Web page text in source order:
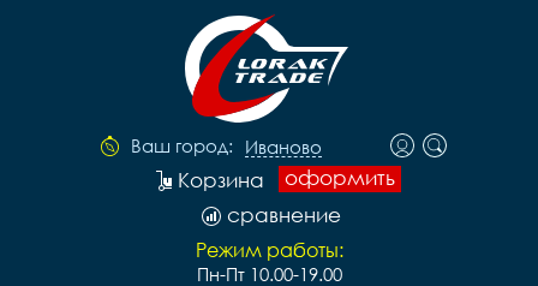
Ваш город: Иваново
оформить
Корзина
сравнение
Режим работы:
Пн-Пт 10.00-19.00